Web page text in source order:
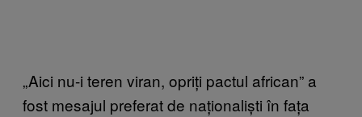
„Aici nu-i teren viran, opriți pactul african” a
fost mesajul preferat de naționaliști în fața